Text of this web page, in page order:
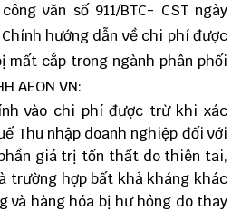
văn số 911/BTC- CST ngày
hướng dẫn về chi phí được
mất cắp trong ngành phân phối
AEON VN:
vào chi phí được trừ khi xác
Thu nhập doanh nghiệp đối với
giá trị tốn thất do thiên tai,
trường hợp bất khả kháng khác
và hàng hóa bị hư hỏng do thay